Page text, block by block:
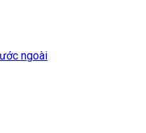
ngoài